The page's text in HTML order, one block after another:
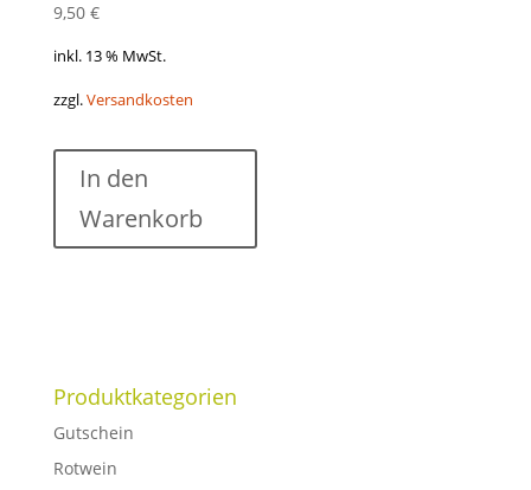
9,50 €
inkl. 13 % MwSt.
zzgl.Versandkosten
In den
Warenkorb
Produktkategorien
Gutschein
Rotwein